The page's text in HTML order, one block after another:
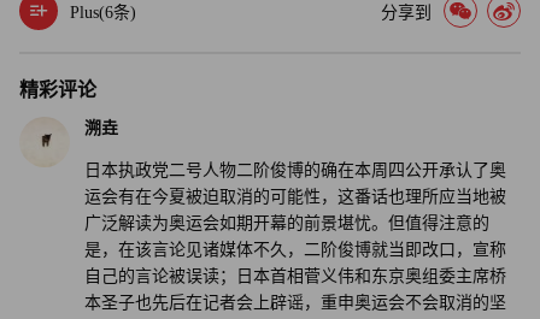
为东京奥运会付出的巨额成本已然难以收回，但取消举办至
在，只不过似乎到了近期，日本政府中才有人愿意看向这个
选择，并且认真考虑这个问题：所谓天时地利人和，这届东
京奥运会占了哪样呢？（财富中文网）
Plus(6条) 分享到
精彩评论
溯垚
日本执政党二号人物二阶俊博的确在本周四公开承认了奥
运会有在今夏被迫取消的可能性，这番话也理所应当地被
广泛解读为奥运会如期开幕的前景堪忧。但值得注意的
是，在该言论见诸媒体不久，二阶俊博就当即改口，宣称
自己的言论被误读；日本首相菅义伟和东京奥组委主席桥
本圣子也先后在记者会上辟谣，重申奥运会不会取消的坚